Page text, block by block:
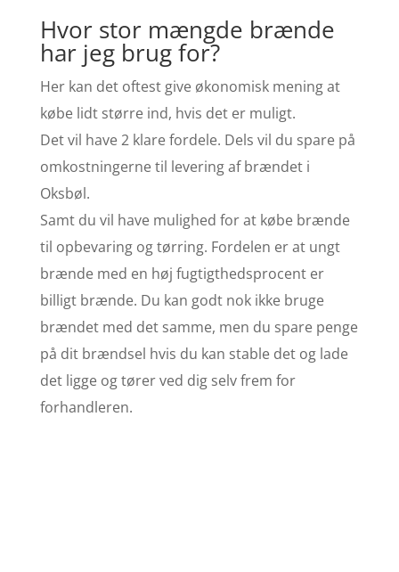
Hvor stor mængde brænde
har jeg brug for?
Her kan det oftest give økonomisk mening at
købe lidt større ind, hvis det er muligt.
Det vil have 2 klare fordele. Dels vil du spare på
omkostningerne til levering af brændet i
Oksbøl.
Samt du vil have mulighed for at købe brænde
til opbevaring og tørring. Fordelen er at ungt
brænde med en høj fugtigthedsprocent er
billigt brænde. Du kan godt nok ikke bruge
brændet med det samme, men du spare penge
på dit brændsel hvis du kan stable det og lade
det ligge og tører ved dig selv frem for
forhandleren.